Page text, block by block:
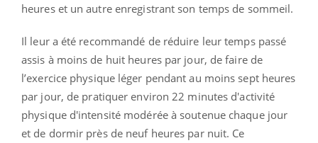
heures et un autre enregistrant son temps de sommeil.
Il leur a été recommandé de réduire leur temps passé
assis à moins de huit heures par jour, de faire de
l’exercice physique léger pendant au moins sept heures
par jour, de pratiquer environ 22 minutes d'activité
physique d'intensité modérée à soutenue chaque jour
et de dormir près de neuf heures par nuit. Ce